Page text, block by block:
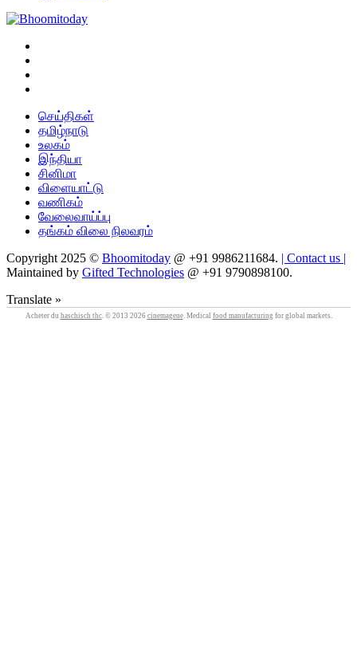
செய்திகள்
தமிழ்நாடு
உலகம்
இந்தியா
சினிமா
விளையாட்டு
வணிகம்
வேலைவாய்ப்பு
தங்கம் விலை நிலவரம்
Copyright 2025 © Bhoomitoday @ +91 9986211684. | Contact us |
Maintained by Gifted Technologies @ +91 9790898100.
Translate »
Acheter du haschisch thc. © 2013 2026 cinemagene. Medical food manufacturing for global markets.